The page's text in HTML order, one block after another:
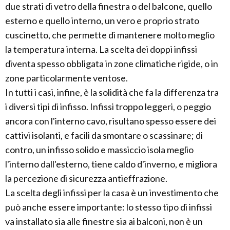
due strati di vetro della finestra o del balcone, quello
esterno e quello interno, un vero e proprio strato
cuscinetto, che permette di mantenere molto meglio
la temperatura interna. La scelta dei doppi infissi
diventa spesso obbligata in zone climatiche rigide, o in
zone particolarmente ventose.
In tutti i casi, infine, è la solidità che fa la differenza tra
i diversi tipi di infisso. Infissi troppo leggeri, o peggio
ancora con l'interno cavo, risultano spesso essere dei
cattivi isolanti, e facili da smontare o scassinare; di
contro, un infisso solido e massiccio isola meglio
l'interno dall'esterno, tiene caldo d'inverno, e migliora
la percezione di sicurezza antieffrazione.
La scelta degli infissi per la casa è un investimento che
può anche essere importante: lo stesso tipo di infissi
va installato sia alle finestre sia ai balconi, non è un